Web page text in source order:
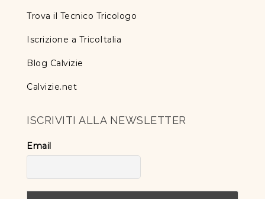
Trova il Tecnico Tricologo
Iscrizione a TricoItalia
Blog Calvizie
Calvizie.net
ISCRIVITI ALLA NEWSLETTER
Email